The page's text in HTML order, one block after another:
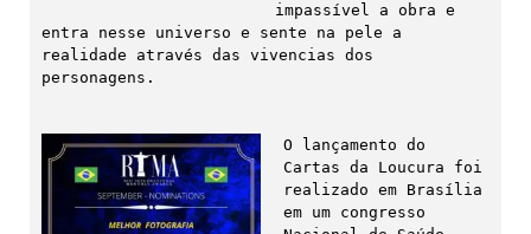
impassível a obra e
entra nesse universo e sente na pele a
realidade através das vivencias dos
personagens.
O lançamento do
Cartas da Loucura foi
realizado em Brasília
em um congresso